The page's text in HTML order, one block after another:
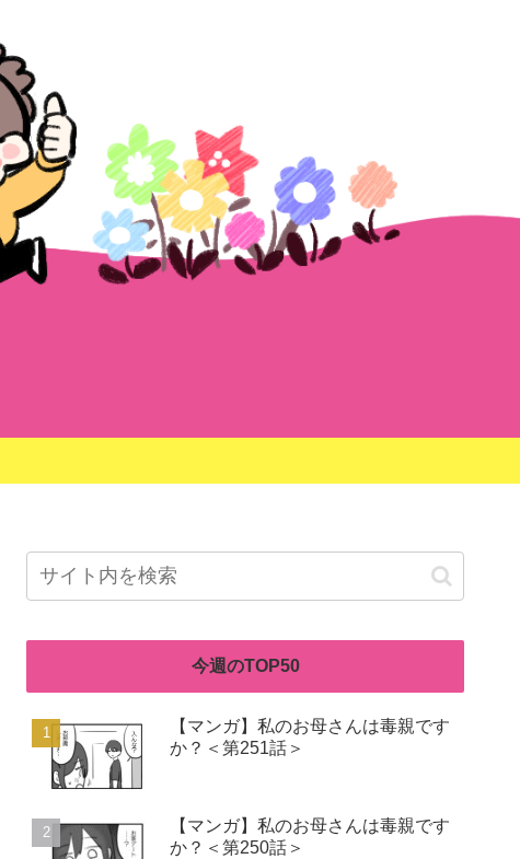
今週のTOP50
【マンガ】私のお母さんは毒親です
か？＜第251話＞
【マンガ】私のお母さんは毒親です
か？＜第250話＞